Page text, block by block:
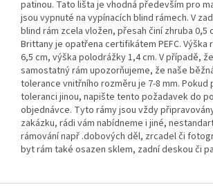
patinou. Tato lišta je vhodná především pro
jsou vypnuté na vypínacích blind rámech. V
blind rám zcela vložen, přesah činí zhruba 0,5
Brittany je opatřena certifikátem PEFC. Výška
6,5 cm, výška polodrážky 1,4 cm. V případě,
samostatný rám upozorňujeme, že naše
tolerance vnitřního rozměru je 7-8 mm. Pokud
toleranci jinou, napište tento požadavek do
objednávce. Tyto rámy jsou vždy
zakázku, rádi vám nabídneme i jiné,
rámování např .dobových děl, zrcadel či
byt rám také osazen sklem, zadní deskou či